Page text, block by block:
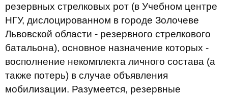
резервных стрелковых рот (в Учебном центре
НГУ, дислоцированном в городе Золочеве
Львовской области - резервного стрелкового
батальона), основное назначение которых -
восполнение некомплекта личного состава (а
также потерь) в случае объявления
мобилизации. Разумеется, резервные